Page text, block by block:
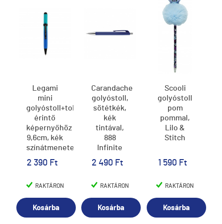
Legami
mini
golyóstoll+toll
érintő
képernyőhöz
9,6cm, kék
színátmenetes
STATIONERY
2 390 Ft
RAKTÁRON
Kosárba
Carandache
golyóstoll,
sötétkék,
kék
tintával,
888
Infinite
2 490 Ft
RAKTÁRON
Kosárba
Scooli
golyóstoll
pom
pommal,
Lilo &
Stitch
1 590 Ft
RAKTÁRON
Kosárba